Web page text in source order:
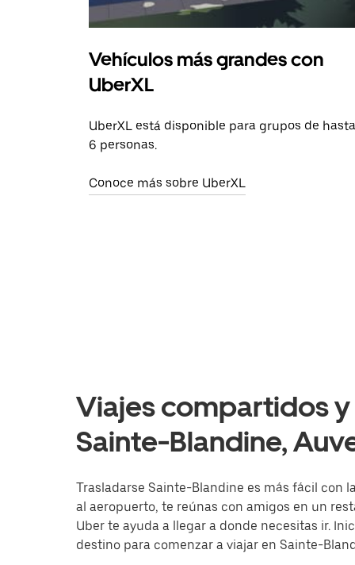
Vehículos más grandes con
UberXL
UberXL está disponible para grupos de hasta
6 personas.
Conoce más sobre UberXL
Viajes compartidos
Sainte-Blandine,
Trasladarse Sainte-Blandine es más fácil con
al aeropuerto, te reúnas con amigos en un
Uber te ayuda a llegar a donde necesitas ir.
destino para comenzar a viajar en Sainte-